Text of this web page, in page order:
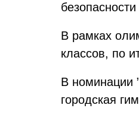
В рамках
классов, по
В номинации
городская